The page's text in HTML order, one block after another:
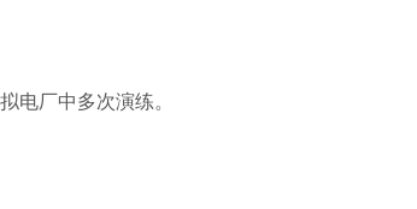
电厂中多次演练。